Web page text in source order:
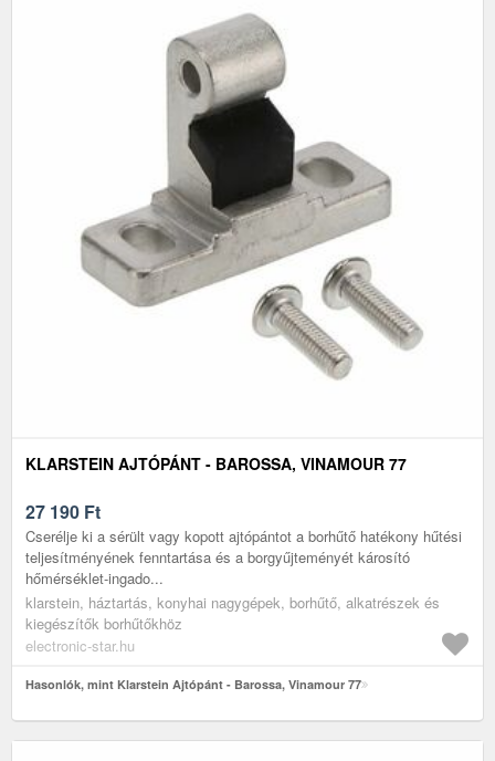
KLARSTEIN AJTÓPÁNT - BAROSSA, VINAMOUR 77
27 190 Ft
Cserélje ki a sérült vagy kopott ajtópántot a borhűtő hatékony hűtési
teljesítményének fenntartása és a borgyűjteményét károsító
hőmérséklet-ingado...
klarstein, háztartás, konyhai nagygépek, borhűtő, alkatrészek és
kiegészítők borhűtőkhöz
electronic-star.hu
Hasonlók, mint Klarstein Ajtópánt - Barossa, Vinamour 77